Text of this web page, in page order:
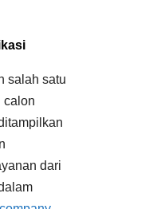
salah satu
calon
dari